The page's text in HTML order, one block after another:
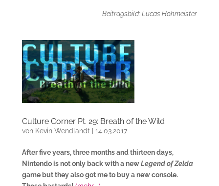
Beitragsbild: Lucas Hohmeister
Culture Corner Pt. 29: Breath of the Wild
von Kevin Wendlandt 14.03.2017
After five years, three months and thirteen days,
Nintendo is not only back with a newLegend of Zelda
game but they also got me to buy a new console.